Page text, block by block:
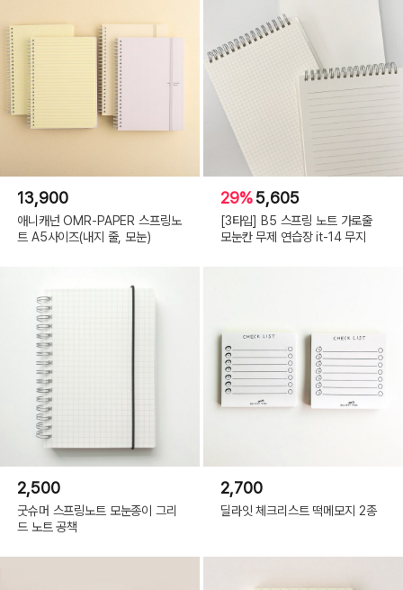
13,900
애니캐넌 OMR-PAPER 스프링노
트 A5사이즈(내지 줄, 모눈)
29%5,605
[3타입] B5 스프링 노트 가로줄
모눈칸 무제 연습장 it-14 무지
2,500
굿슈머 스프링노트 모눈종이 그리
드 노트 공책
2,700
딜라잇 체크리스트 떡메모지 2종